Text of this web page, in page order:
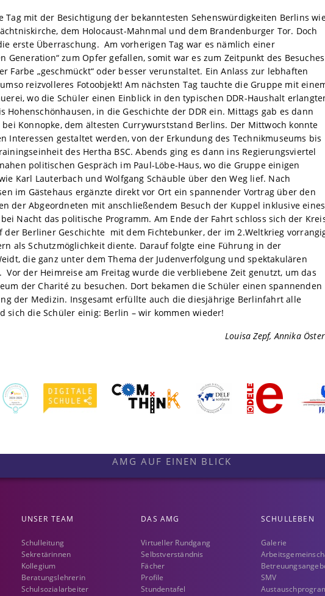
Tag mit der Besichtigung der bekanntesten Sehenswürdigkeiten Berlins
dem Holocaust-Mahnmal und dem Brandenburger Tor. Doch
erste Überraschung. Am vorherigen Tag war es nämlich einer
Generation“ zum Opfer gefallen, somit war es zum Zeitpunkt des Besuches
Farbe „geschmückt“ oder besser verunstaltet. Ein Anlass zur lebhaften
reizvolleres Fotoobjekt! Am nächsten Tag tauchte die Gruppe mit
wo die Schüler einen Einblick in den typischen DDR-Haushalt
Hohenschönhausen, in die Geschichte der DDR ein. Mittags gab es dann
Konnopke, dem ältesten Currywurststand Berlins. Der Mittwoch konnte
Interessen gestaltet werden, von der Erkundung des Technikmuseums bis
des Hertha BSC. Abends ging es dann ins Regierungsviertel
politischen Gespräch im Paul-Löbe-Haus, wo die Gruppe einigen
Karl Lauterbach und Wolfgang Schäuble über den Weg lief. Nach
im Gästehaus ergänzte direkt vor Ort ein spannender Vortrag über den
der Abgeordneten mit anschließendem Besuch der Kuppel inklusive eines
Nacht das politische Programm. Am Ende der Fahrt schloss sich der
der Berliner Geschichte mit dem Fichtebunker, der im 2.Weltkrieg
als Schutzmöglichkeit diente. Darauf folgte eine Führung in der
die ganz unter dem Thema der Judenverfolgung und spektakulären
Vor der Heimreise am Freitag wurde die verbliebene Zeit genutzt, um das
der Charité zu besuchen. Dort bekamen die Schüler einen spannenden
der Medizin. Insgesamt erfüllte auch die diesjährige Berlinfahrt alle
sich die Schüler einig: Berlin – wir kommen wieder!
Louisa Zepf, Annika
AMG AUF EINEN BLICK
UNSER TEAM
Schulleitung
Sekretärinnen
Kollegium
Beratungslehrerin
Schulsozialarbeiter
DAS AMG
Virtueller Rundgang
Selbstverständnis
Fächer
Profile
Stundentafel
SCHULLEBEN
Galerie
SMV